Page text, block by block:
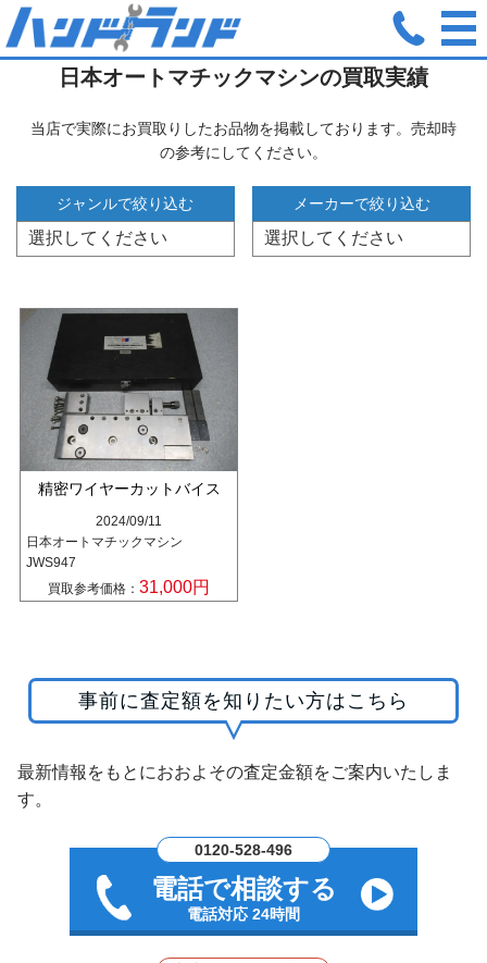
ホーム 日本オートマチックマシン
日本オートマチックマシンの買取実績
当店で実際にお買取りしたお品物を掲載しております。売却時
の参考にしてください。
ジャンルで絞り込む メーカーで絞り込む
精密ワイヤーカットバイス
2024/09/11
日本オートマチックマシン
JWS947
買取参考価格： 31,000円
事前に査定額を知りたい方はこちら
最新情報をもとにおおよその査定金額をご案内いたしま
す。
0120-528-496
電話で相談する
電話対応 24時間